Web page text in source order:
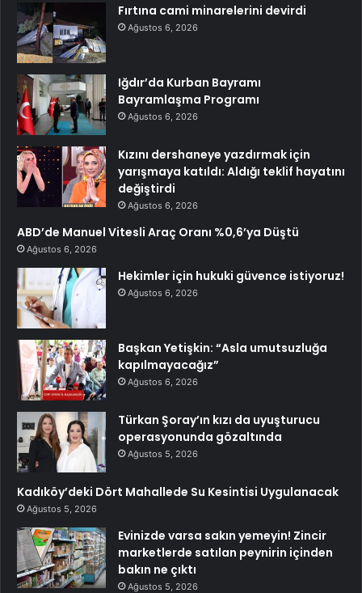
Fırtına cami minarelerini devirdi
Ağustos 6, 2026
Iğdır’da Kurban Bayramı
Bayramlaşma Programı
Ağustos 6, 2026
Kızını dershaneye yazdırmak için
yarışmaya katıldı: Aldığı teklif hayatını
değiştirdi
Ağustos 6, 2026
ABD’de Manuel Vitesli Araç Oranı %0,6’ya Düştü
Ağustos 6, 2026
Hekimler için hukuki güvence istiyoruz!
Ağustos 6, 2026
Başkan Yetişkin: “Asla umutsuzluğa
kapılmayacağız”
Ağustos 6, 2026
Türkan Şoray’ın kızı da uyuşturucu
operasyonunda gözaltında
Ağustos 5, 2026
Kadıköy’deki Dört Mahallede Su Kesintisi Uygulanacak
Ağustos 5, 2026
Evinizde varsa sakın yemeyin! Zincir
marketlerde satılan peynirin içinden
bakın ne çıktı
Ağustos 5, 2026